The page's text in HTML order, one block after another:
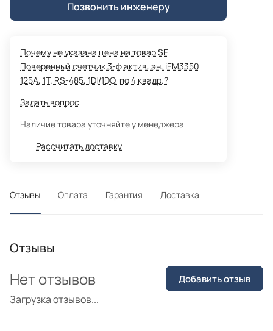
Позвонить инженеру
Почему не указана цена на товар SE
Поверенный счетчик 3-ф актив. эн. iEM3350
125A, 1Т. RS-485, 1DI/1DO, по 4 квадр.?
Задать вопрос
Наличие товара уточняйте у менеджера
Рассчитать доставку
Отзывы Оплата Гарантия Доставка
Отзывы
Загрузка отзывов...
Нет отзывов Добавить отзыв